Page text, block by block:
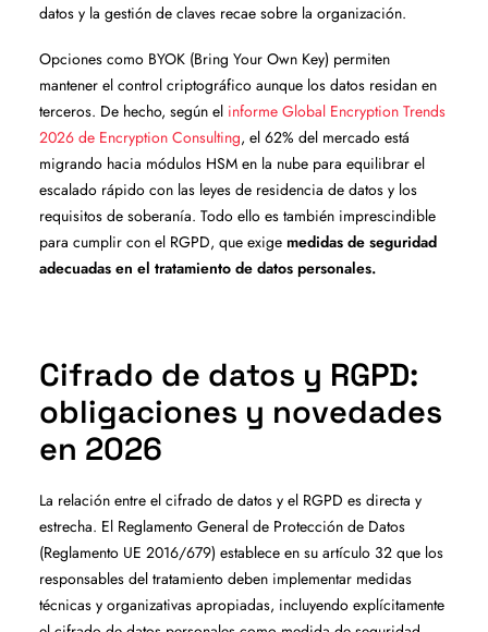
datos y la gestión de claves recae sobre la organización.
Opciones como BYOK (Bring Your Own Key) permiten
mantener el control criptográfico aunque los datos residan en
terceros. De hecho, según el informe Global Encryption Trends
2026 de Encryption Consulting, el 62% del mercado está
migrando hacia módulos HSM en la nube para equilibrar el
escalado rápido con las leyes de residencia de datos y los
requisitos de soberanía. Todo ello es también imprescindible
para cumplir con el RGPD, que exige medidas de seguridad
adecuadas en el tratamiento de datos personales.
Cifrado de datos y RGPD:
obligaciones y novedades
en 2026
La relación entre el cifrado de datos y el RGPD es directa y
estrecha. El Reglamento General de Protección de Datos
(Reglamento UE 2016/679) establece en su artículo 32 que los
responsables del tratamiento deben implementar medidas
técnicas y organizativas apropiadas, incluyendo explícitamente